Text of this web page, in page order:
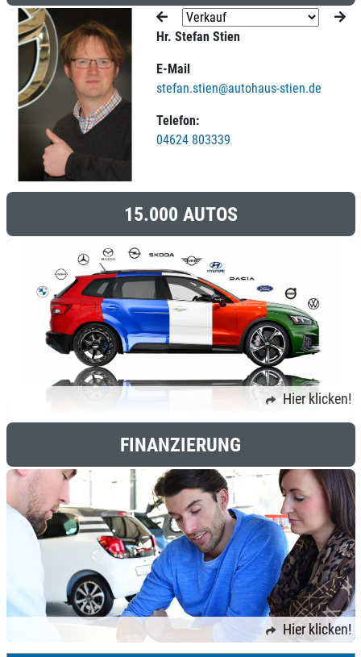
Hr. Stefan Stien
E-Mail
stefan.stien@autohaus-stien.de
Telefon:
04624 803339
15.000 AUTOS
Hier klicken!
FINANZIERUNG
Hier klicken!